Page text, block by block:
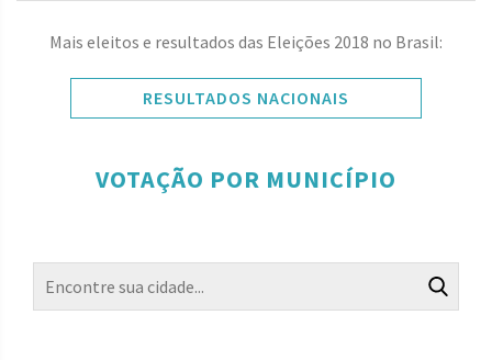
Mais eleitos e resultados das Eleições 2018 no Brasil:
RESULTADOS NACIONAIS
VOTAÇÃO POR MUNICÍPIO